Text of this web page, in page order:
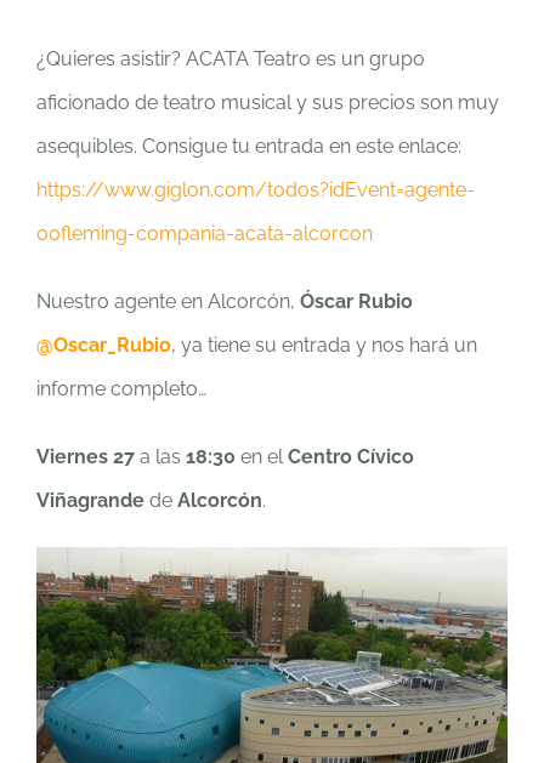
¿Quieres asistir? ACATA Teatro es un grupo
aficionado de teatro musical y sus precios son muy
asequibles. Consigue tu entrada en este enlace:
https://www.giglon.com/todos?idEvent=agente-
00fleming-compania-acata-alcorcon
Nuestro agente en Alcorcón, Óscar Rubio
@Oscar_Rubio, ya tiene su entrada y nos hará un
informe completo…
Viernes 27 a las 18:30 en elCentro Cívico
Viñagrande de Alcorcón.